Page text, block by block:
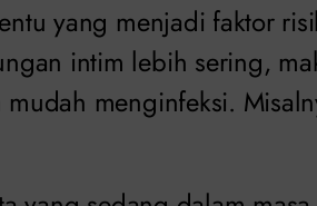
yang menjadi faktor
intim lebih sering,
menginfeksi.